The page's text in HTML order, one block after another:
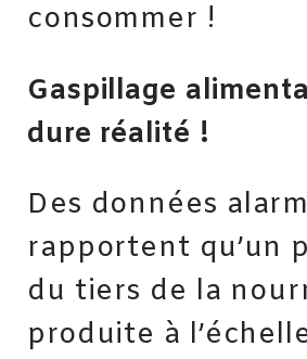
consommer !
Gaspillage
dure réalité !
Des données
rapportent qu’un
du tiers de la
produite à